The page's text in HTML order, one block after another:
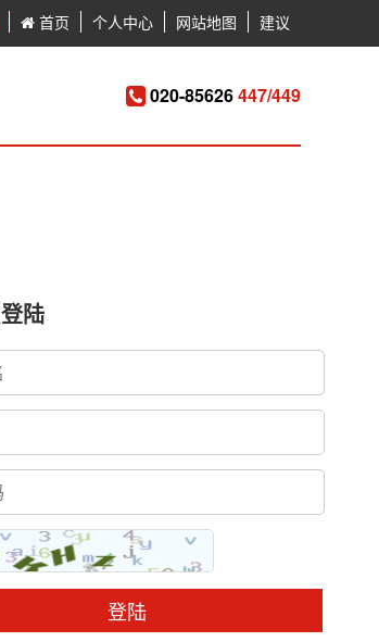
首页 个人中心 网站地图 建议
020-85626447/449
陆
登陆